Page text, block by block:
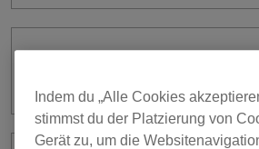
Indem du „Alle Cookies
stimmst du der Platzierung von
Gerät zu, um die